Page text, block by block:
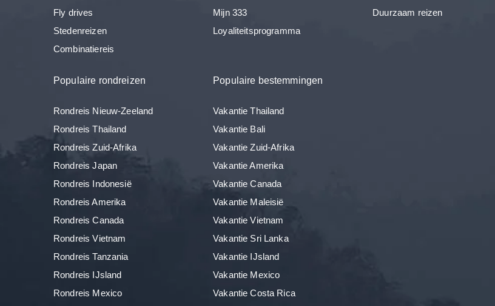
Fly drives
Stedenreizen
Combinatiereis
Mijn 333
Loyaliteitsprogramma
Duurzaam reizen
Populaire rondreizen
Rondreis Nieuw-Zeeland
Rondreis Thailand
Rondreis Zuid-Afrika
Rondreis Japan
Rondreis Indonesië
Rondreis Amerika
Rondreis Canada
Rondreis Vietnam
Rondreis Tanzania
Rondreis IJsland
Rondreis Mexico
Populaire bestemmingen
Vakantie Thailand
Vakantie Bali
Vakantie Zuid-Afrika
Vakantie Amerika
Vakantie Canada
Vakantie Maleisië
Vakantie Vietnam
Vakantie Sri Lanka
Vakantie IJsland
Vakantie Mexico
Vakantie Costa Rica